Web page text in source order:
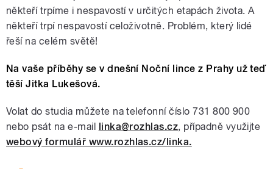
někteří trpíme i nespavostí v určitých etapách života. A
někteří trpí nespavostí celoživotně. Problém, který lidé
řeší na celém světě!
Na vaše příběhy se v dnešní Noční lince z Prahy už teď
těší Jitka Lukešová.
Volat do studia můžete na telefonní číslo 731 800 900
nebo psát na e-mail linka@rozhlas.cz, případně využijte
webový formulář www.rozhlas.cz/linka.